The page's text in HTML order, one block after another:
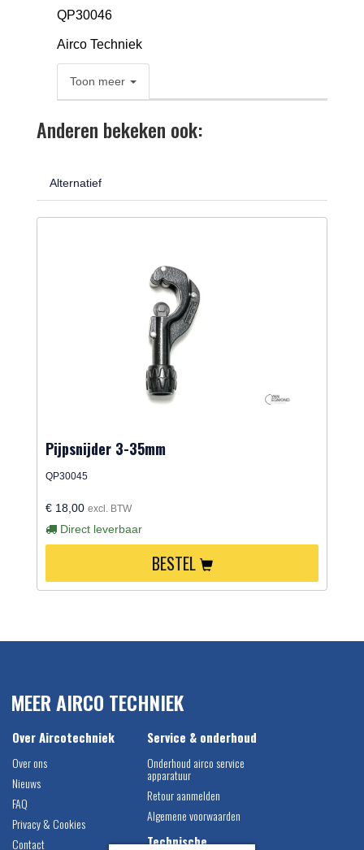
QP30046
Airco Techniek
Toon meer
Anderen bekeken ook:
Alternatief
Pijpsnijder 3-35mm
QP30045
€ 18,00 excl. BTW
Direct leverbaar
BESTEL
MEER AIRCO TECHNIEK
Over Aircotechniek
Over ons
Nieuws
FAQ
Privacy & Cookies
Contact
Service & onderhoud
Onderhoud airco service
apparatuur
Retour aanmelden
Algemene voorwaarden
Technische